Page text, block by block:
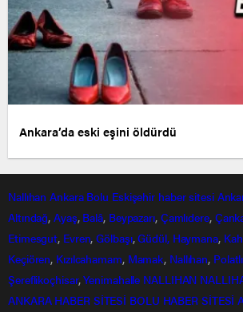
Ankara’da eski eşini öldürdü
Nallıhan Ankara Bolu Eskişehir haber sitesi
Altındağ,Ayaş, Balâ, Beypazarı, Çamlıdere,
Etimesgut, Evren,Gölbaşı,Güdül, Haymana,
Keçiören, Kızılcahamam, Mamak, Nallıhan, Polatlı
Şereflikoçhisar,Yenimahalle NALLIHAN
ANKARA HABER SİTESİ BOLU HABER SİTESİ